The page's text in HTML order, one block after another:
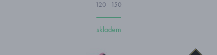
120 150
skladem